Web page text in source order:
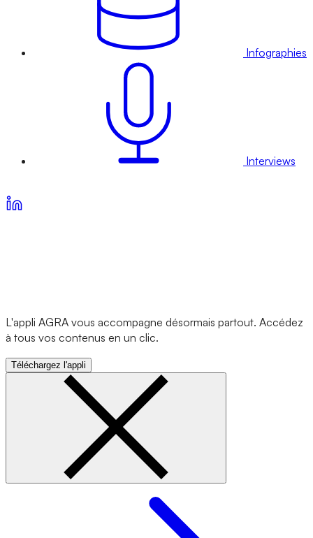
Infographies
Interviews
L'appli AGRA vous accompagne désormais partout. Accédez
à tous vos contenus en un clic.
Téléchargez l'appli